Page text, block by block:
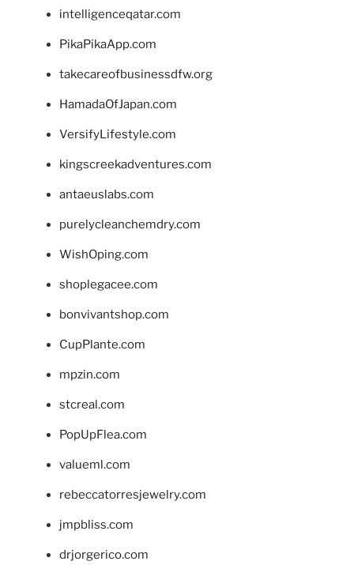
intelligenceqatar.com
PikaPikaApp.com
takecareofbusinessdfw.org
HamadaOfJapan.com
VersifyLifestyle.com
kingscreekadventures.com
antaeuslabs.com
purelycleanchemdry.com
WishOping.com
shoplegacee.com
bonvivantshop.com
CupPlante.com
mpzin.com
stcreal.com
PopUpFlea.com
valueml.com
rebeccatorresjewelry.com
jmpbliss.com
drjorgerico.com